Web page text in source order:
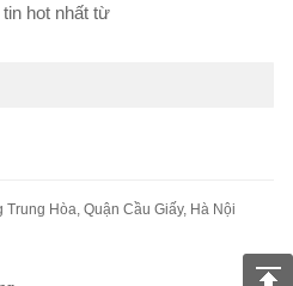
hot nhất từ
Hòa, Quận Cầu Giấy, Hà Nội